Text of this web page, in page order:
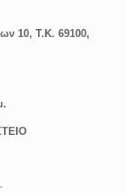
10, Τ.Κ. 69100,